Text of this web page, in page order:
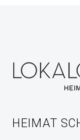
HEIMAT